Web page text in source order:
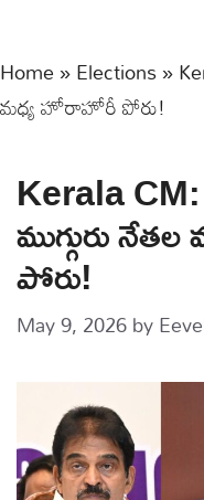
Home»Elections»
మధ్య హోరాహోరీ పోరు!
Kerala
ముగ్గురు
పోరు!
May 9, 2026by